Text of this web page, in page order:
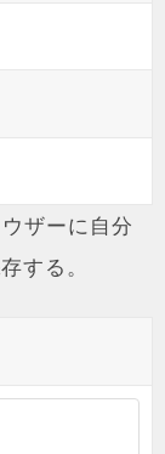
ザーに自分
する。